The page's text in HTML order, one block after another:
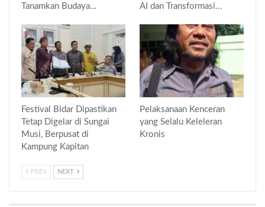
Tanamkan Budaya…
AI dan Transformasi…
Festival Bidar Dipastikan
Tetap Digelar di Sungai
Musi, Berpusat di
Kampung Kapitan
Pelaksanaan Kenceran
yang Selalu Keleleran
Kronis
PREV NEXT